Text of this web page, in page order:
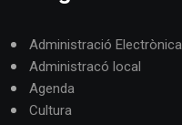
Administració Electrònica
Administracó local
Agenda
Cultura